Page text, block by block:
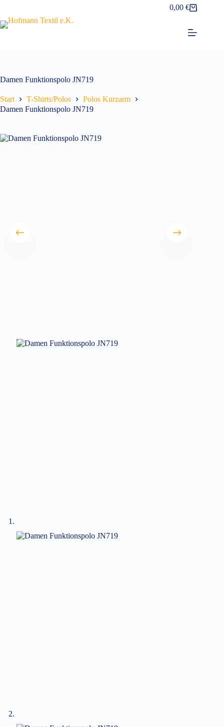
springen
Warenkorb
0,00€
Damen Funktionspolo JN719
Start T-Shirts/Polos
Polos Kurzarm
Damen Funktionspolo JN719